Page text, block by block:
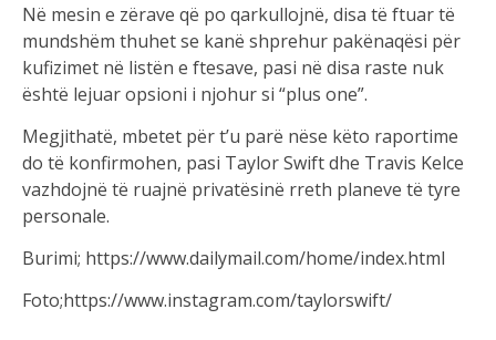
Në mesin e zërave që po qarkullojnë, disa të ftuar të
mundshëm thuhet se kanë shprehur pakënaqësi për
kufizimet në listën e ftesave, pasi në disa raste nuk
është lejuar opsioni i njohur si “plus one”.
Megjithatë, mbetet për t’u parë nëse këto raportime
do të konfirmohen, pasi Taylor Swift dhe Travis Kelce
vazhdojnë të ruajnë privatësinë rreth planeve të tyre
personale.
Burimi; https://www.dailymail.com/home/index.html
Foto;https://www.instagram.com/taylorswift/